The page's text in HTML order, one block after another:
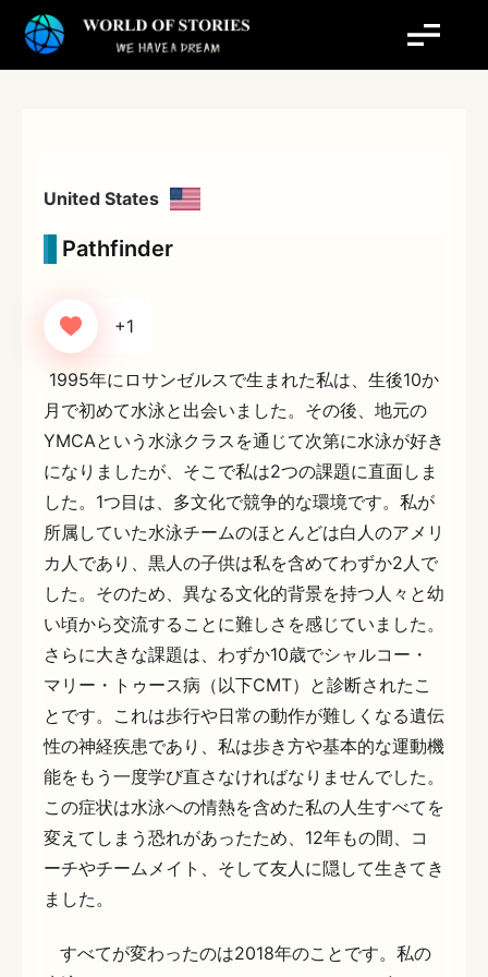
United States
Pathfinder
+1
1995年にロサンゼルスで生まれた私は、生後10か
月で初めて水泳と出会いました。その後、地元の
YMCAという水泳クラスを通じて次第に水泳が好き
になりましたが、そこで私は2つの課題に直面しま
した。1つ目は、多文化で競争的な環境です。私が
所属していた水泳チームのほとんどは白人のアメリ
カ人であり、黒人の子供は私を含めてわずか2人で
した。そのため、異なる文化的背景を持つ人々と幼
い頃から交流することに難しさを感じていました。
さらに大きな課題は、わずか10歳でシャルコー・
マリー・トゥース病（以下CMT）と診断されたこ
とです。これは歩行や日常の動作が難しくなる遺伝
性の神経疾患であり、私は歩き方や基本的な運動機
能をもう一度学び直さなければなりませんでした。
この症状は水泳への情熱を含めた私の人生すべてを
変えてしまう恐れがあったため、12年もの間、コ
ーチやチームメイト、そして友人に隠して生きてき
ました。
すべてが変わったのは2018年のことです。私の